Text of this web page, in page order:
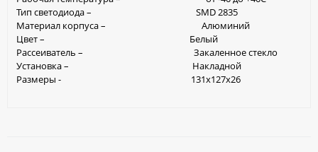
Тип светодиода – SMD 2835
Материал корпуса – Алюминий
Цвет – Белый
Рассеиватель – Закаленное стекло
Установка – Накладной
Размеры - 131х127х26